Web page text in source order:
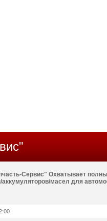
Сервис" Охватывает
масел для